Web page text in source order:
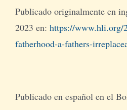
Publicado originalmente en
2023 en: https://www.hli.org/
fatherhood-a-fathers-
Publicado en español en el